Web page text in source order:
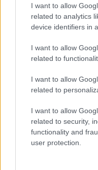
I want to allow
related to analytics
device identifiers in
I want to allow
related to
I want to allow
related to
I want to allow
related to security,
functionality and
user protection.
„Magyarként nekem
Olivér elárulta,
legélhetőbb